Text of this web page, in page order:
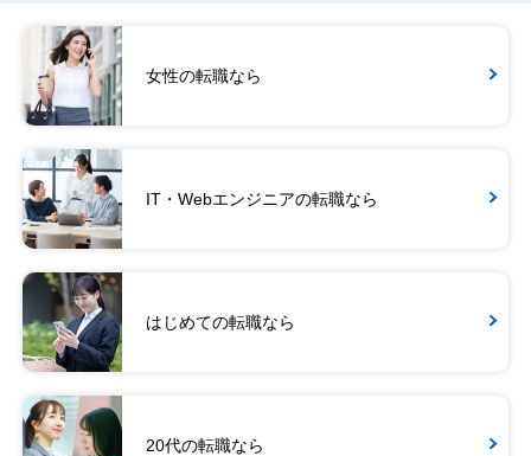
女性の転職なら
IT・Webエンジニアの転職なら
はじめての転職なら
20代の転職なら